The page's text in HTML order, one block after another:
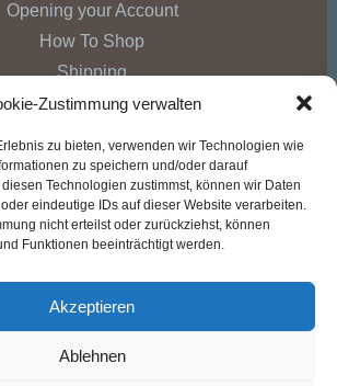
Zustimmung verwalten
zu bieten, verwenden wir Technologien wie
zu speichern und/oder darauf
Technologien zustimmst, können wir Daten
eindeutige IDs auf dieser Website verarbeiten.
nicht erteilst oder zurückziehst, können
Funktionen beeinträchtigt werden.
Akzeptieren
Ablehnen
Opening your Account
How To Shop
Shipping
Track your Order
Connect
Transparency.